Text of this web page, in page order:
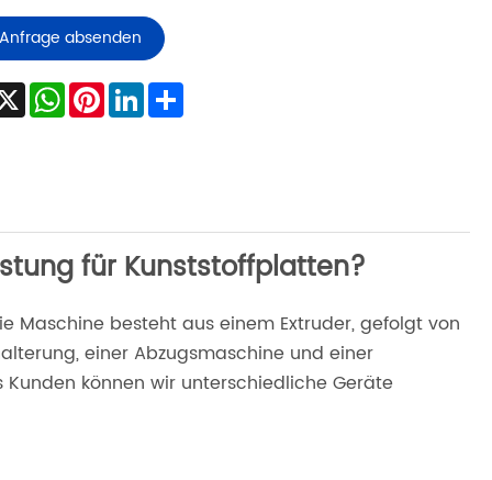
Anfrage absenden
X WhatsApp
Pinterest
LinkedIn
für Kunststoffplatten?
Maschine besteht aus einem Extruder, gefolgt von
einer Abzugsmaschine und einer
können wir unterschiedliche Geräte